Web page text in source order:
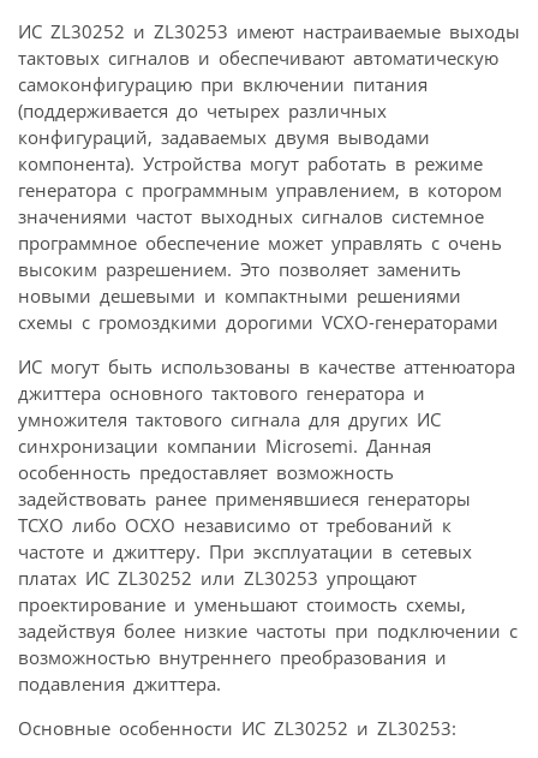
ИС ZL30252 и ZL30253 имеют настраиваемые выходы
тактовых сигналов и обеспечивают автоматическую
самоконфигурацию при включении питания
(поддерживается до четырех различных
конфигураций, задаваемых двумя выводами
компонента). Устройства могут работать в режиме
генератора с программным управлением, в котором
значениями частот выходных сигналов системное
программное обеспечение может управлять с очень
высоким разрешением. Это позволяет заменить
новыми дешевыми и компактными решениями
схемы с громоздкими дорогими VCXO-генераторами
ИС могут быть использованы в качестве аттенюатора
джиттера основного тактового генератора и
умножителя тактового сигнала для других ИС
синхронизации компании Microsemi. Данная
особенность предоставляет возможность
задействовать ранее применявшиеся генераторы
TCXO либо OCXO независимо от требований к
частоте и джиттеру. При эксплуатации в сетевых
платах ИС ZL30252 или ZL30253 упрощают
проектирование и уменьшают стоимость схемы,
задействуя более низкие частоты при подключении с
возможностью внутреннего преобразования и
подавления джиттера.
Основные особенности ИС ZL30252 и ZL30253: